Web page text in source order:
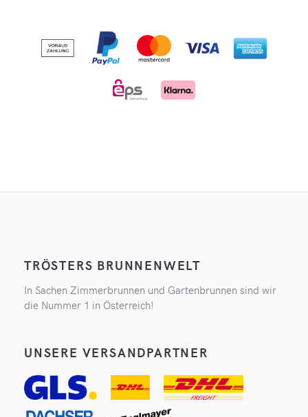
TRÖSTERS BRUNNENWELT
In Sachen Zimmerbrunnen und Gartenbrunnen sind wir
die Nummer 1 in Österreich!
UNSERE VERSANDPARTNER